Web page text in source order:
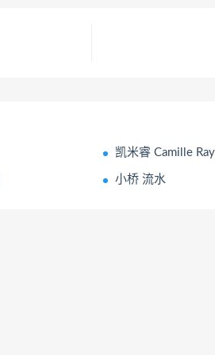
凯米睿 Camille
小桥 流水